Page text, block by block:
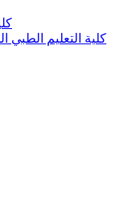
كلية التعليم الطبي